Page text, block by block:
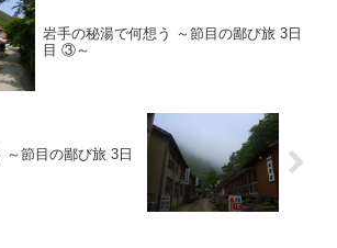
岩手の秘湯で何想う ～節目の鄙び旅 3日
目 ③～
節目の鄙び旅 3日